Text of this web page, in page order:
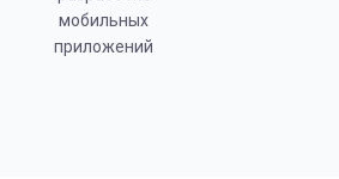
мобильных
приложений